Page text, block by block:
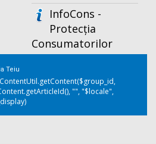
InfoCons -
Protecția
Consumatorilor
Teiu
"", "$locale",